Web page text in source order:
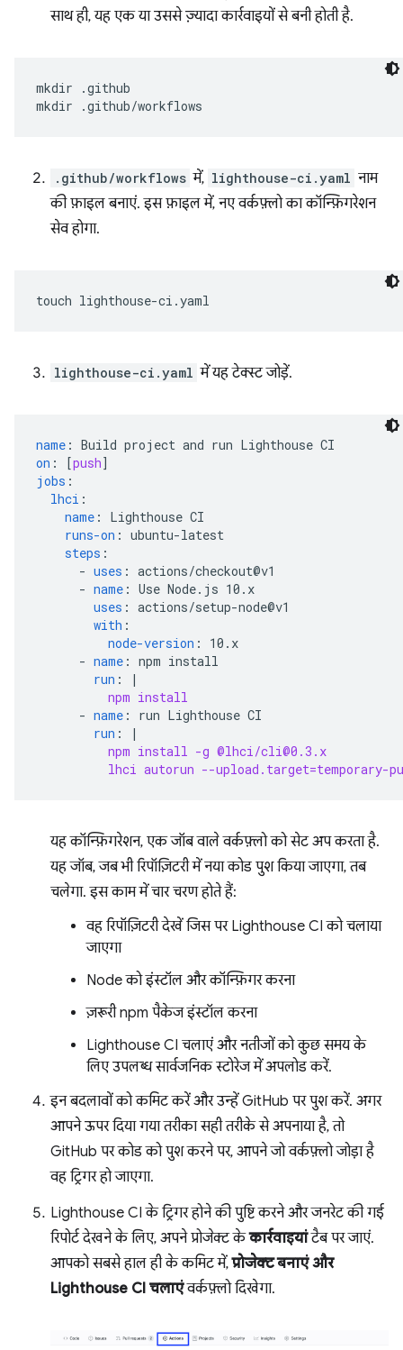
साथ ही, यह एक या उससे ज़्यादा कार्रवाइयों से बनी होती है.
mkdir
.github
mkdir
.github/workflows में, lighthouse-ci.yaml नाम
की फ़ाइल बनाएं. इस फ़ाइल में, नए वर्कफ़्लो का कॉन्फ़िगरेशन
सेव होगा.
touch
lighthouse-ci.yaml में यह टेक्स्ट जोड़ें.
name : Build project and run Lighthouse CI
on : [push]
jobs :
lhci :
name :
Lighthouse CI
runs-on : ubuntu-latest
steps :
- uses : actions/checkout@v1
- name : Use Node.js 10.x
uses : actions/setup-node@v1
with :
node-version :
10.x
- name : npm install
run :
|
npm install
- name :
run Lighthouse CI
run :
|
npm install -g @lhci/cli@0.3.x
lhci autorun --
यह कॉन्फ़िगरेशन, एक जॉब वाले वर्कफ़्लो को सेट अप करता है.
यह जॉब, जब भी रिपॉज़िटरी में नया कोड पुश किया जाएगा, तब
चलेगा. इस काम में चार चरण होते हैं:
वह रिपॉज़िटरी देखें जिस पर Lighthouse CI को चलाया
जाएगा
Node को इंस्टॉल और कॉन्फ़िगर करना
ज़रूरी npm पैकेज इंस्टॉल करना
Lighthouse CI चलाएं और नतीजों को कुछ समय के
लिए उपलब्ध सार्वजनिक स्टोरेज में अपलोड करें.
इन बदलावों को कमिट करें और उन्हें GitHub पर पुश करें. अगर
आपने ऊपर दिया गया तरीका सही तरीके से अपनाया है, तो
GitHub पर कोड को पुश करने पर, आपने जो वर्कफ़्लो जोड़ा है
वह ट्रिगर हो जाएगा.
Lighthouse CI के ट्रिगर होने की पुष्टि करने और जनरेट की गई
रिपोर्ट देखने के लिए, अपने प्रोजेक्ट केकार्रवाइयांटैब पर जाएं.
आपको सबसे हाल ही के कमिट में,प्रोजेक्ट बनाएं और
Lighthouse CI चलाएंवर्कफ़्लो दिखेगा.